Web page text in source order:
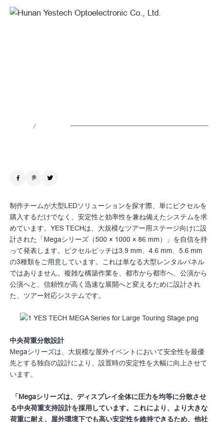
YES
Events
/2026.06.05
制作チームが大型LEDソリューションを探す際、単にピクセルを
購入するだけでなく、安定性と効率性を兼ね備えたシステムを求
めています。YES TECHは、大規模なツアー用ステージ向けに設
計された「Megaシリーズ（500 × 1000 × 86 mm）」を自信を持
って発表します。ピクセルピッチは3.9 mm、4.6 mm、5.6 mm
の3種類をご用意しています。これは単なる大型レンタルパネル
ではありません。複雑な構築作業を、都市から都市へ、公演から
公演へと、信頼性が高く迅速な展開へと変えるために設計され
た、ツアー対応システムです。
中央荷重分散設計
Megaシリーズは、大規模な屋外イベントにおいて安全性を最優
先とする独自の設計により、設置時の安定性を大幅に向上させて
います。
「Megaシリーズは、ディスプレイ全体に圧力を均等に分散させ
る中央荷重支持設計を採用しています。これにより、より大きな
荷重に耐え、屋外環境下でも高い安定性を維持できるため、他社